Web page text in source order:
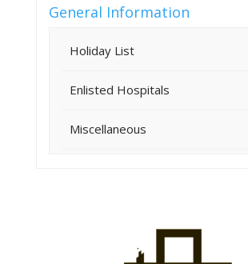
General Information
Holiday List
Enlisted Hospitals
Miscellaneous